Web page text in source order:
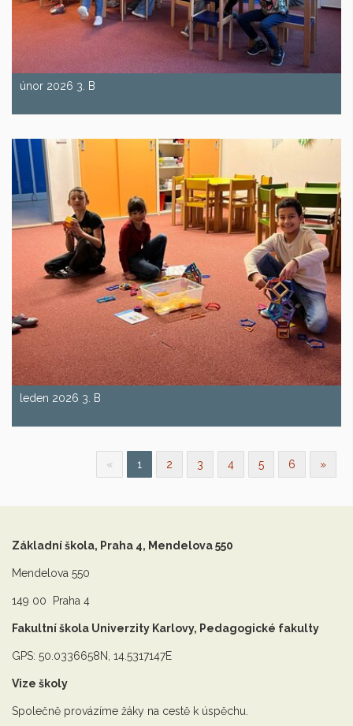
únor 2026 3. B
leden 2026 3. B
« 1 2 3 4 5 6 »
Základní škola, Praha 4, Mendelova 550
Mendelova 550
149 00 Praha 4
Fakultní škola Univerzity Karlovy, Pedagogické fakulty
GPS: 50.0336658N, 14.5317147E
Vize školy
Společně provázíme žáky na cestě k úspěchu.